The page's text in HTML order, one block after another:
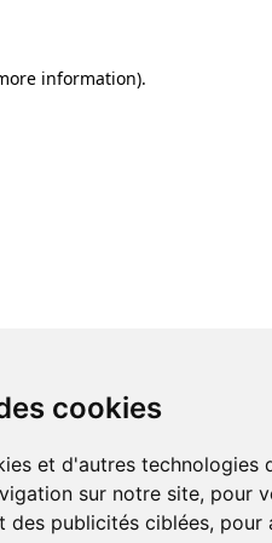
cookies
et d'autres technologies
sur notre site, pour
des publicités ciblées, pour
information).